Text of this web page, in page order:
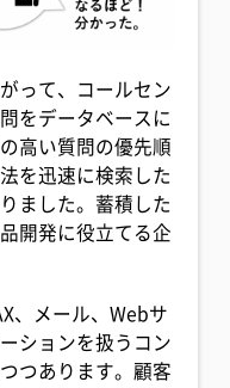
って、コールセン
をデータベースに
高い質問の優先順
を迅速に検索した
ました。蓄積した
開発に役立てる企
、メール、Webサ
ションを扱うコン
つあります。顧客